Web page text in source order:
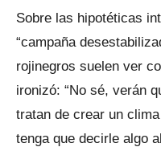
Sobre las hipotéticas
“campaña
rojinegros suelen ver
ironizó: “No sé, verán
tratan de crear un
tenga que decirle algo